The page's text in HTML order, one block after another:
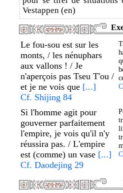
Vestappen (en)
Le fou-sou est sur les
monts, / les nénuphars
aux vallons ! / Je
n'aperçois pas Tseu T'ou /
et je ne vois que [...]
Cf. Shijing 84
Si l'homme agit pour
gouverner parfaitement
l'empire, je vois qu'il n'y
réussira pas. / L'empire
est (comme) un vase [...]
Cf. Daodejing 29